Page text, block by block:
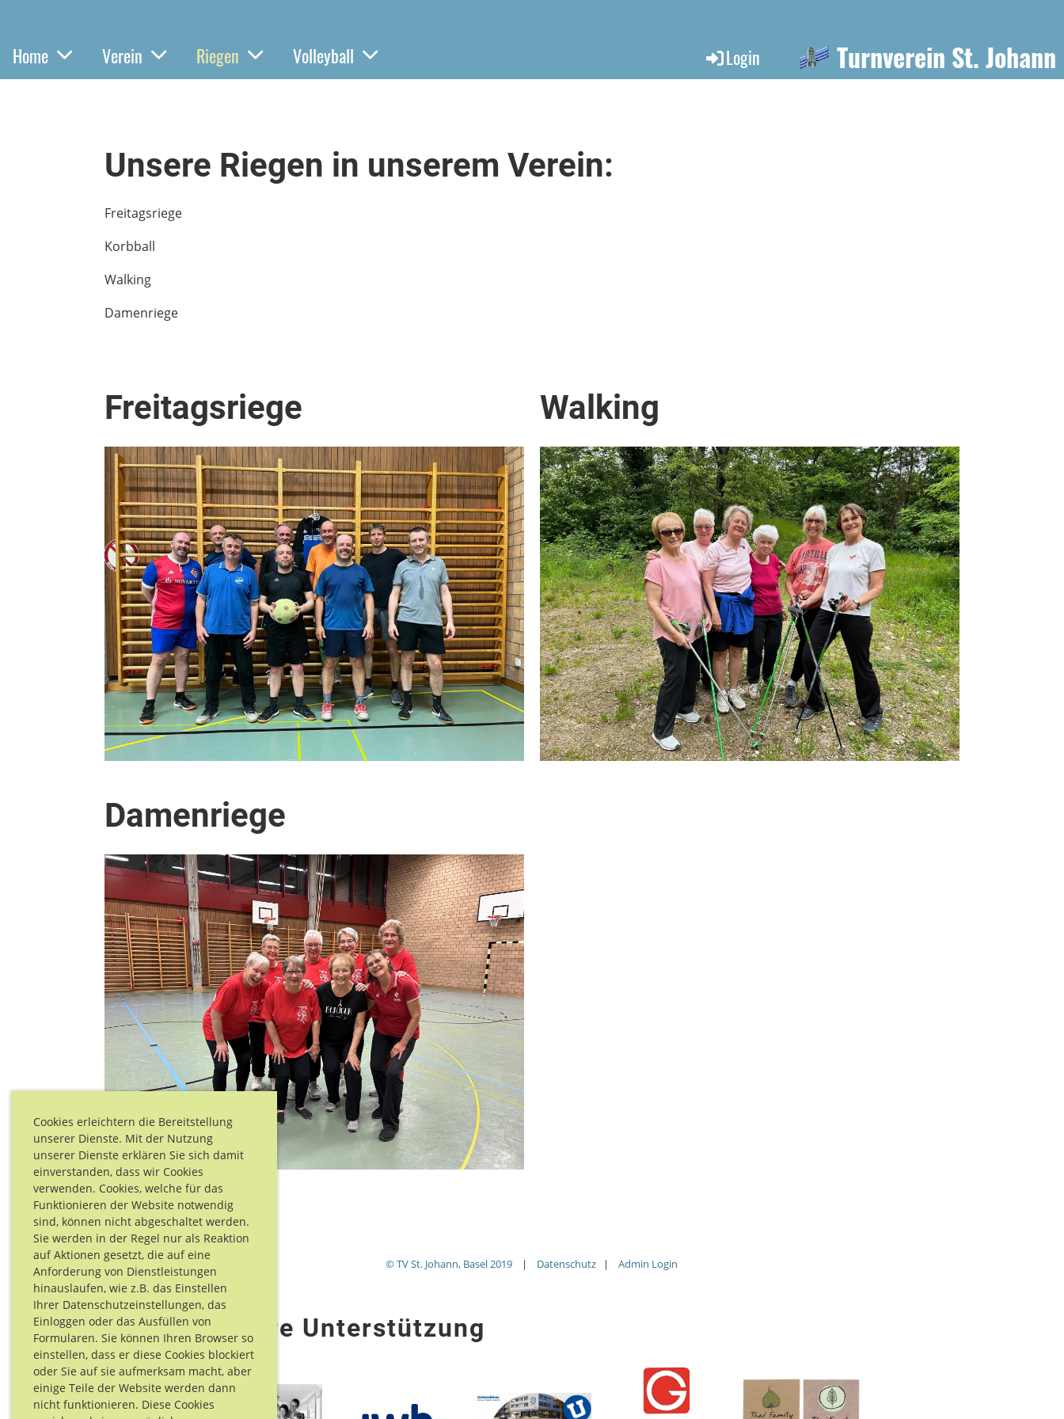
Cookies erleichtern die Bereitstellung
unserer Dienste. Mit der Nutzung
unserer Dienste erklären Sie sich damit
einverstanden, dass wir Cookies
verwenden. Cookies, welche für das
Funktionieren der Website notwendig
sind, können nicht abgeschaltet werden.
Sie werden in der Regel nur als Reaktion
auf Aktionen gesetzt, die auf eine
Anforderung von Dienstleistungen
hinauslaufen, wie z.B. das Einstellen
Ihrer Datenschutzeinstellungen, das
Einloggen oder das Ausfüllen von
Formularen. Sie können Ihren Browser so
einstellen, dass er diese Cookies blockiert
oder Sie auf sie aufmerksam macht, aber
einige Teile der Website werden dann
nicht funktionieren. Diese Cookies
Home Verein Riegen Volleyball Login Turnverein St. Johann
Unsere Riegen in unserem Verein:
Freitagsriege
Korbball
Walking
Damenriege
Freitagsriege
Damenriege
Walking
© TV St. Johann, Basel 2019 | Datenschutz |Admin Login
Danke für Eure Unterstützung